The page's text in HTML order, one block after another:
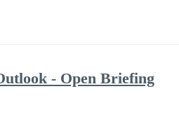
- Open Briefing